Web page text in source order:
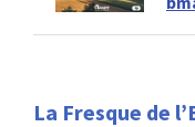
La Fresque de